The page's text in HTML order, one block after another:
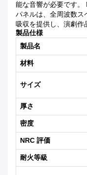
能な音響が必要です。
パネルは、全周波数ス
吸収を提供し、演劇作
製品仕様
製品名
材料
サイズ
厚さ
密度
NRC 評価
耐火等級